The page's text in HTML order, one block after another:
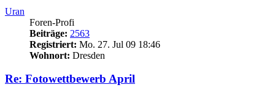
Uran
Foren-Profi
Beiträge: 2563
Registriert: Mo. 27. Jul 09 18:46
Wohnort: Dresden
Re: Fotowettbewerb April